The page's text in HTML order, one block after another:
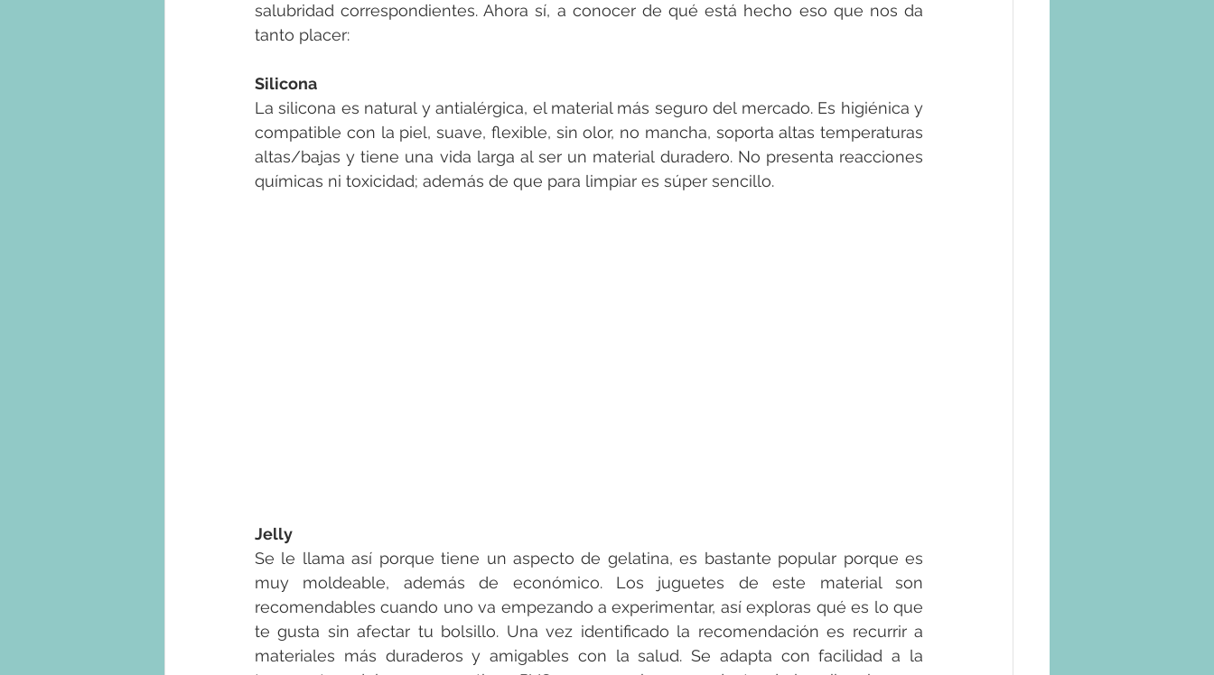
salubridad correspondientes. Ahora sí, a conocer de qué está hecho eso que nos da
tanto placer:
Silicona
La silicona es natural y antialérgica, el material más seguro del mercado. Es higiénica y
compatible con la piel, suave, flexible, sin olor, no mancha, soporta altas temperaturas
altas/bajas y tiene una vida larga al ser un material duradero. No presenta reacciones
químicas ni toxicidad; además de que para limpiar es súper sencillo.
Jelly
Se le llama así porque tiene un aspecto de gelatina, es bastante popular porque es
muy moldeable, además de económico. Los juguetes de este material son
recomendables cuando uno va empezando a experimentar, así exploras qué es lo que
te gusta sin afectar tu bolsillo. Una vez identificado la recomendación es recurrir a
materiales más duraderos y amigables con la salud. Se adapta con facilidad a la